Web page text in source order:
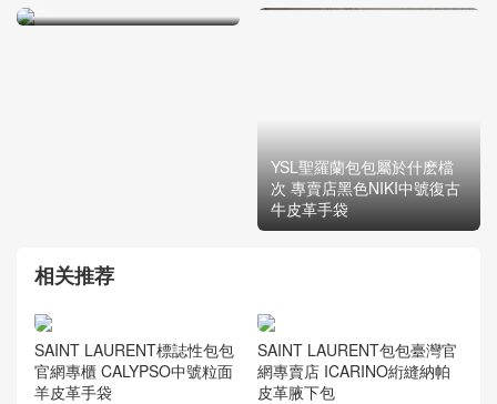
YSL聖羅蘭包包屬於什麽檔
次 專賣店黑色NIKI中號復古
牛皮革手袋
相关推荐
SAINT LAURENT標誌性包包
官網專櫃 CALYPSO中號粒面
羊皮革手袋
SAINT LAURENT包包臺灣官
網專賣店 ICARINO絎縫納帕
皮革腋下包